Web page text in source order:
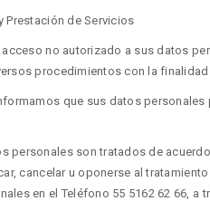
Prestación de Servicios
acceso no autorizado a sus datos
procedimientos con la
que sus datos
personales son tratados de
cancelar u oponerse al
en el Teléfono 55 5162 62 66,